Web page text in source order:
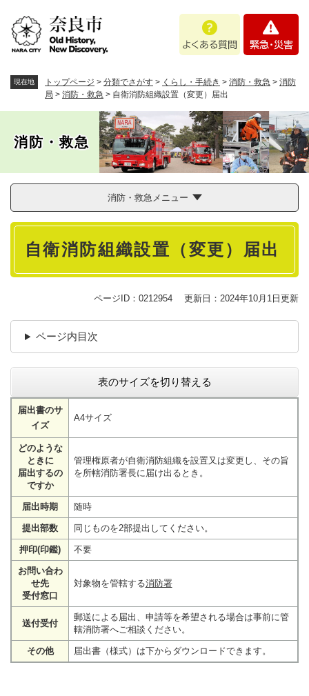
あ
問
・
現在地 トップページ > 分類でさがす > くらし・手続き > 消防・救急 > 消防
局 > 消防・救急 > 自衛消防組織設置（変更）届出
消防・救急
消防・救急メニュー
本
自衛消防組織設置（変更）届出
ページID：0212954 更新日：2024年10月1日更新
ページ内目次
表のサイズを切り替える
届出書のサ
イズ
A4サイズ
どのような
ときに
届出するの
ですか
管理権原者が自衛消防組織を設置又は変更し、その旨
を所轄消防署長に届け出るとき。
届出時期 随時
提出部数 同じものを2部提出してください。
押印(印鑑) 不要
お問い合わ
せ先
受付窓口
対象物を管轄する消防署
送付受付
郵送による届出、申請等を希望される場合は事前に管
轄消防署へご相談ください。
その他 届出書（様式）は下からダウンロードできます。